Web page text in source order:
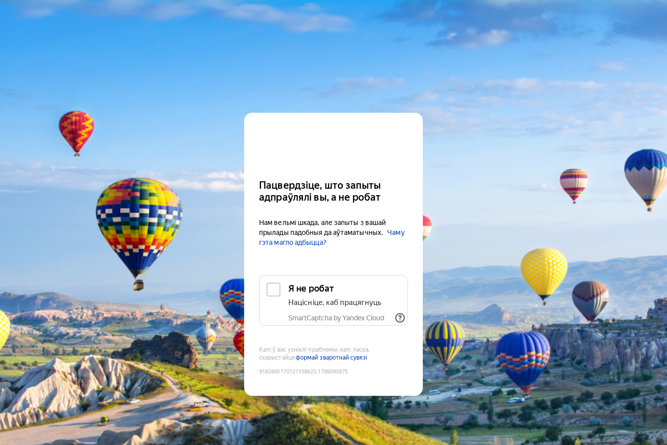
Пацвердзіце, што запыты
адпраўлялі вы, а не робат
Нам вельмі шкада, але запыты з вашай
прылады падобныя да аўтаматычных.
Чаму
гэта магло адбыцца?
Я не робат
Націсніце, каб працягнуць
SmartCaptcha by Yandex Cloud
Калі ў вас узніклі праблемы, калі ласка,
скарыстайцеформай зваротнай сувязі
9182400770721338623:1786095875